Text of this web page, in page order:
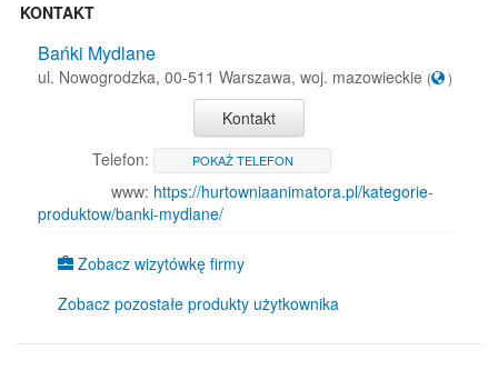
KONTAKT
Bańki Mydlane
ul. Nowogrodzka, 00-511 Warszawa, woj. mazowieckie ( )
Kontakt
Telefon:
POKAŻ TELEFON
www: https://hurtowniaanimatora.pl/kategorie-
produktow/banki-mydlane/
Zobacz wizytówkę firmy
Zobacz pozostałe produkty użytkownika